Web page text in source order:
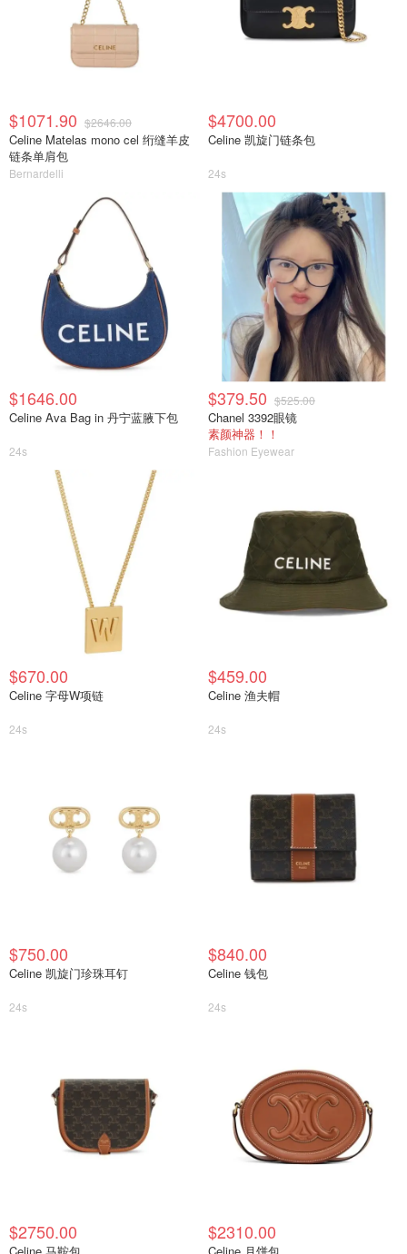
$1071.90 $2646.00
Celine Matelas mono cel 绗缝羊皮
链条单肩包
Bernardelli
$4700.00
Celine 凯旋门链条包
24s
$1646.00
Celine Ava Bag in 丹宁蓝腋下包
24s
$379.50 $525.00
Chanel 3392眼镜
素颜神器！！
Fashion Eyewear
$670.00
Celine 字母W项链
24s
$459.00
Celine 渔夫帽
24s
$750.00
Celine 凯旋门珍珠耳钉
24s
$840.00
Celine 钱包
24s
$2750.00 $2310.00